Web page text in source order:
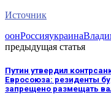
Источник
оонРоссияукраина
предыдущая статья
Путин утвердил
Евросоюза: резиденты
запрещено размещать